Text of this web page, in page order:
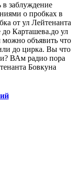
в заблуждение
о пробках в
от ул Лейтенанта
Карташева.до ул
объявить что
до цирка. Вы что
ВАм радио пора
Бовкуна